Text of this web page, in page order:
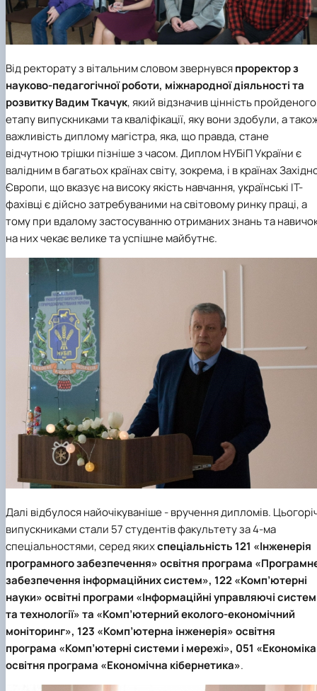
Від ректорату з вітальним словом звернувсяпроректор з
науково-педагогічної роботи, міжнародної діяльності та
розвиткуВадим Ткачук, який відзначив цінність пройденого
етапу випускниками та кваліфікації, яку вони здобули, а
важливість диплому магістра, яка, що правда, стане
відчутною трішки пізніше з часом. Диплом НУБіП України є
валідним в багатьох країнах світу, зокрема, і в країнах
Європи, що вказує на високу якість навчання, українські ІТ-
фахівці є дійсно затребуваними на світовому ринку праці, а
тому при вдалому застосуванню отриманих знань та
на них чекає велике та успішне майбутнє.
Далі відбулося найочікуваніше - вручення дипломів.
випускниками стали 57 студентів факультету за 4-ма
спеціальностями, серед якихспеціальність 121 «Інженерія
програмного забезпечення» освітня програма
забезпечення інформаційних систем», 122 «Комп’ютерні
науки» освітні програми «Інформаційні управляючі
та технології» та «Комп’ютерний еколого-економічний
моніторинг», 123 «Комп’ютерна інженерія» освітня
програма «Комп’ютерні системи і мережі», 051
освітня програма «Економічна кібернетика».